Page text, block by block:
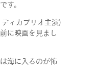
す。
ィカプリオ主演)
に映画を見まし
海に入るのが怖